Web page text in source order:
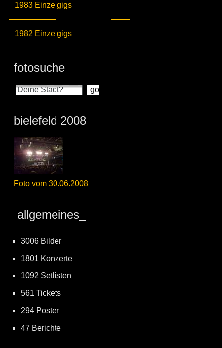
1983 Einzelgigs
1982 Einzelgigs
fotosuche
bielefeld 2008
Foto vom 30.06.2008
allgemeines_
3006 Bilder
1801 Konzerte
1092 Setlisten
561 Tickets
294 Poster
47 Berichte